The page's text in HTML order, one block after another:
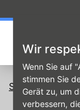
Wir
Wenn Sie auf
stimmen Sie
Gerät zu, um
verbessern,
Startseite
Neues